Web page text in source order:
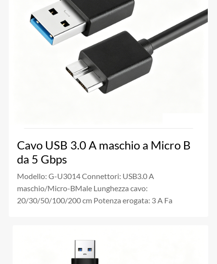
Cavo USB 3.0 A maschio a Micro B
da 5 Gbps
Modello: G-U3014 Connettori: USB3.0 A
maschio/Micro-BMale Lunghezza cavo:
20/30/50/100/200 cm Potenza erogata: 3 A Fa